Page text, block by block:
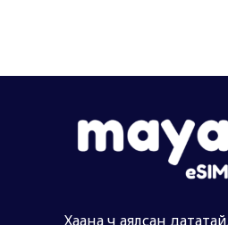
Хаана ч аялсан дататай.